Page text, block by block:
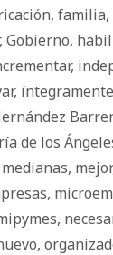
, familia,
, Gobierno,
,
, íntegramente
de los
medianas, mejor
,
,
,